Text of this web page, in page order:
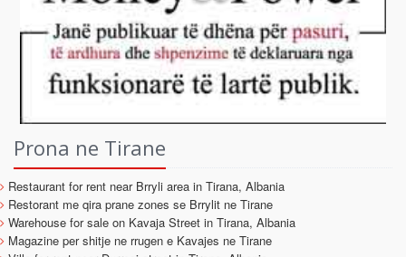
Prona ne Tirane
Restaurant for rent near Brryli area in Tirana, Albania
Restorant me qira prane zones se Brrylit ne Tirane
Warehouse for sale on Kavaja Street in Tirana, Albania
Magazine per shitje ne rrugen e Kavajes ne Tirane